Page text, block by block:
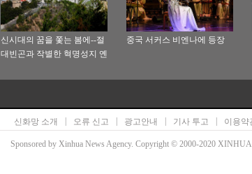
신시대의 꿈을 쫓는 봄에--절
대빈곤과 작별한 혁명성지 옌
중국 서커스 비엔나에 등장